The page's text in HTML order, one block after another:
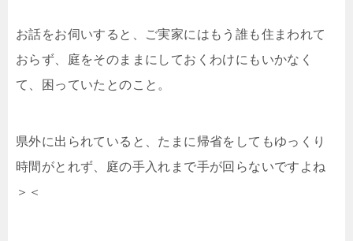
お話をお伺いすると、ご実家にはもう誰も住まわれて
おらず、庭をそのままにしておくわけにもいかなく
て、困っていたとのこと。
県外に出られていると、たまに帰省をしてもゆっくり
時間がとれず、庭の手入れまで手が回らないですよね
＞＜